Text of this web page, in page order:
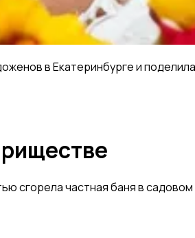
в Екатеринбурге и
сгорела частная баня в